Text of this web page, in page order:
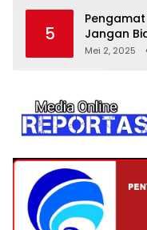
5
Jangan
‘Spa
Mei 2, 2025